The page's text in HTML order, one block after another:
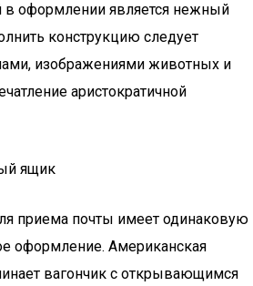
оформлении является нежный
конструкцию следует
изображениями животных и
аристократичной
ящик
приема почты имеет одинаковую
оформление. Американская
вагончик с открывающимся